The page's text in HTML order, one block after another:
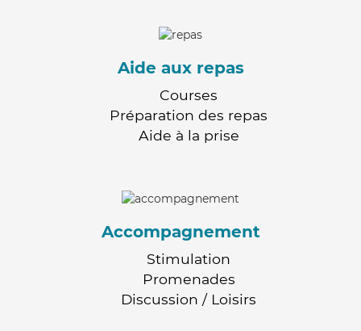
Aide aux repas
Courses
Préparation des repas
Aide à la prise
Accompagnement
Stimulation
Promenades
Discussion / Loisirs